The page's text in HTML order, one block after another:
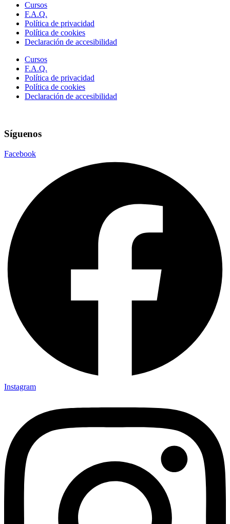
Cursos
F.A.Q.
Política de privacidad
Política de cookies
Declaración de accesibilidad
Cursos
F.A.Q.
Política de privacidad
Política de cookies
Declaración de accesibilidad
Síguenos
Facebook
Instagram